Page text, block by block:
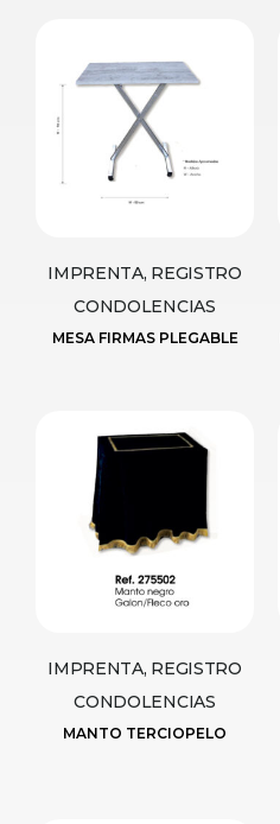
IMPRENTA, REGISTRO
CONDOLENCIAS
MESA FIRMAS PLEGABLE
IMPRENTA, REGISTRO
CONDOLENCIAS
MANTO TERCIOPELO